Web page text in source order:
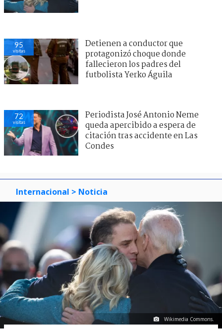
95
visitas
Detienen a conductor que
protagonizó choque donde
fallecieron los padres del
futbolista Yerko Águila
72
visitas
Periodista José Antonio Neme
queda apercibido a espera de
citación tras accidente en Las
Condes
Internacional > Noticia
Wikimedia Commons.